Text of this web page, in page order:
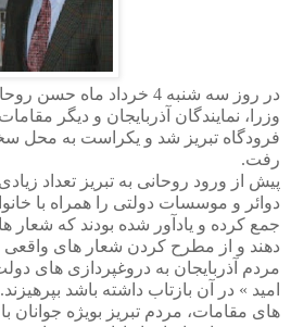
در روز سه شنبه 4 خرداد ماه
وزرا، نمایندگان آذربایجان و دیگر
فرودگاه تبریز شد و یکراست به محل
رفت.
پیش از ورود روحانی به تبریز تعداد
دوائر و موسسات دولتی را همراه با
جمع کرده و یادآور شده بودند که شعار
دهند و از مطرح کردن شعار های
مردم آذربایجان به دروغپردازی های
امید » در آن بازتاب داشته باشد
های مقامات، مردم تبریز بویژه